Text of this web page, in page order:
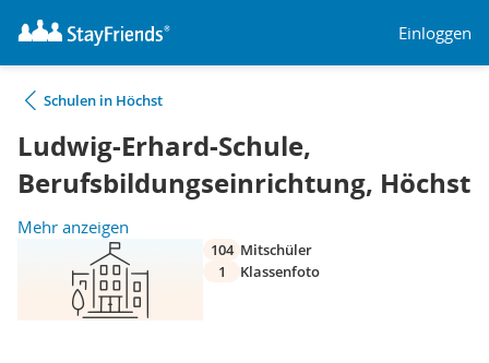
Einloggen
Schulen in Höchst
Ludwig-Erhard-Schule,
Berufsbildungseinrichtung, Höchst
Mehr anzeigen
104 Mitschüler
1
Klassenfoto